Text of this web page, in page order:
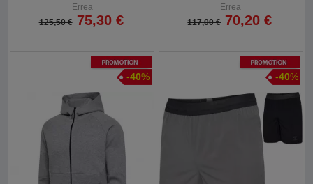
Errea
125,50 € 75,30 €
Errea
117,00 € 70,20 €
Promotion
-40%
Promotion
-40%